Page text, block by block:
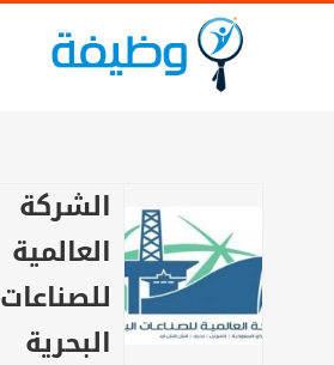
الشركة
العالمية
للصناعات
البحرية